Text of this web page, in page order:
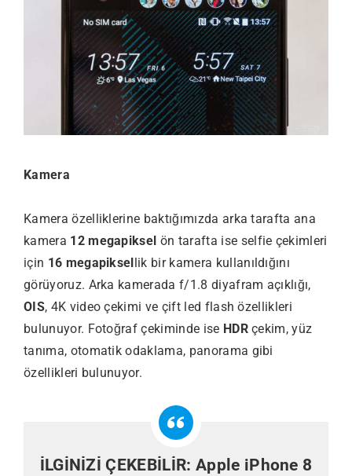
Kamera
Kamera özelliklerine baktığımızda arka tarafta ana
kamera 12 megapiksel ön tarafta ise selfie çekimleri
için 16 megapiksellik bir kamera kullanıldığını
görüyoruz. Arka kamerada f/1.8 diyafram açıklığı,
OIS, 4K video çekimi ve çift led flash özellikleri
bulunuyor. Fotoğraf çekiminde ise HDRçekim, yüz
tanıma, otomatik odaklama, panorama gibi
özellikleri bulunuyor.
İLGİNİZİ ÇEKEBİLİR: Apple iPhone 8